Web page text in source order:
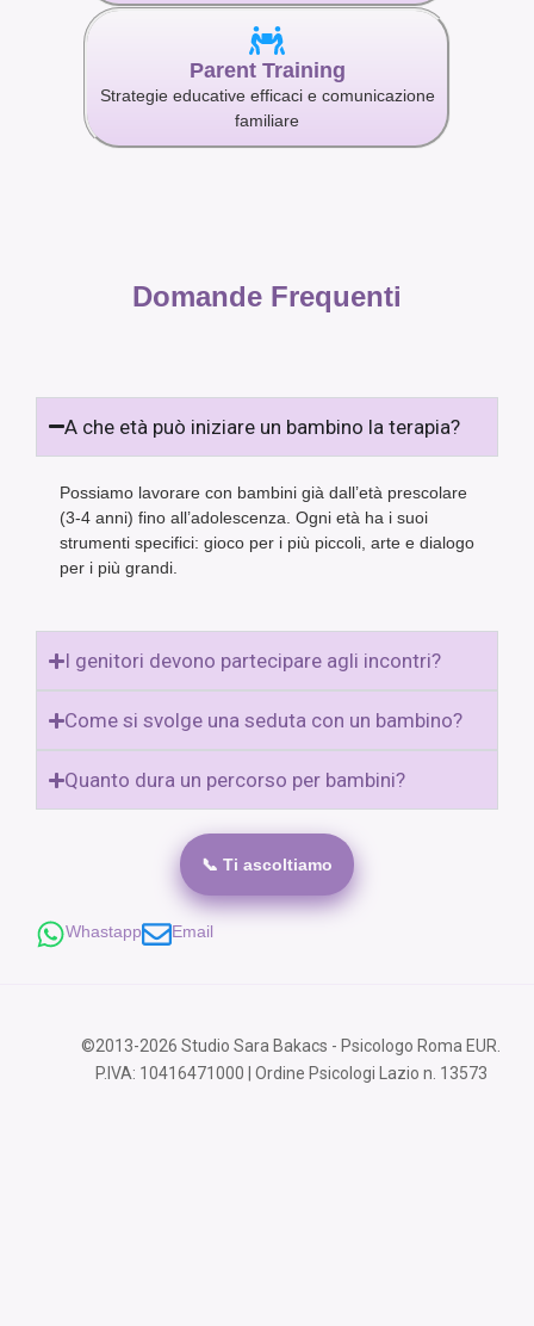
Parent Training
Strategie educative efficaci e comunicazione
familiare
Domande Frequenti
A che età può iniziare un bambino la terapia?
Possiamo lavorare con bambini già dall’età prescolare
(3-4 anni) fino all’adolescenza. Ogni età ha i suoi
strumenti specifici: gioco per i più piccoli, arte e dialogo
per i più grandi.
I genitori devono partecipare agli incontri?
Come si svolge una seduta con un bambino?
Quanto dura un percorso per bambini?
📞 Ti ascoltiamo
Whastapp Email
©2013-2026 Studio Sara Bakacs - Psicologo Roma EUR.
P.IVA: 10416471000 | Ordine Psicologi Lazio n. 13573